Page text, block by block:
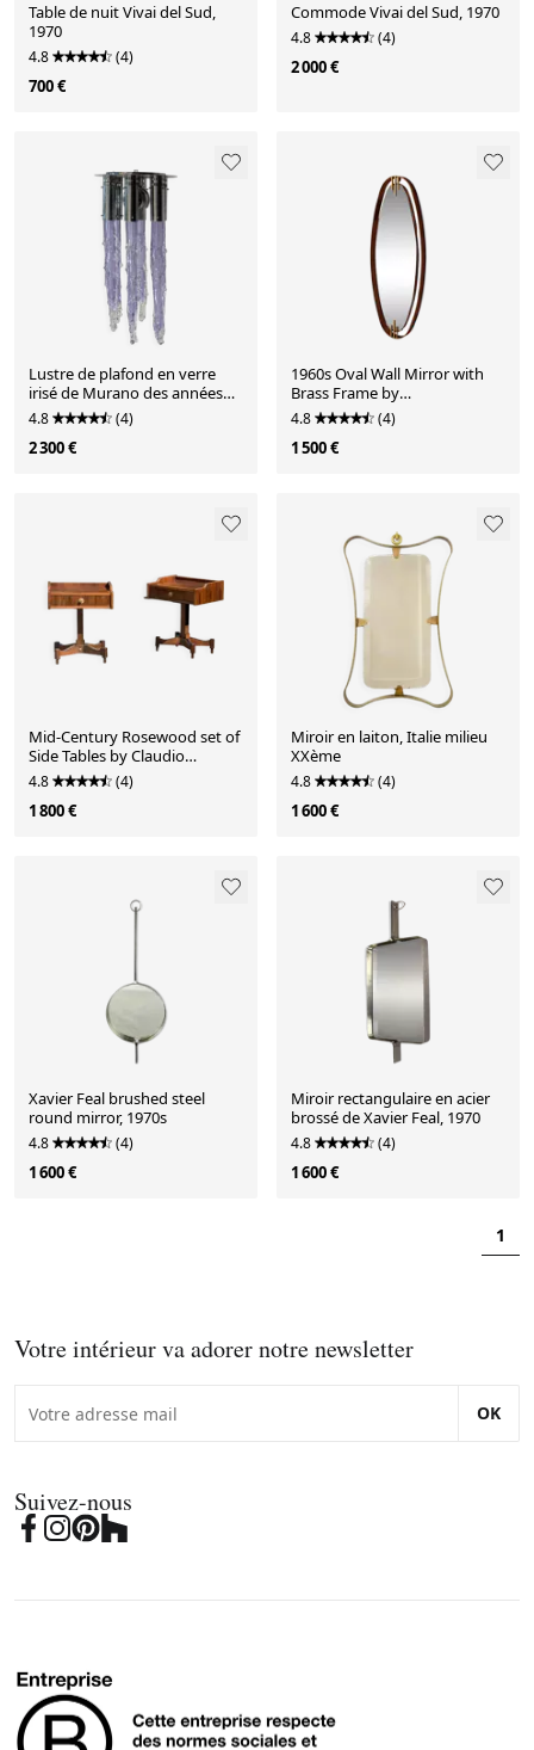
Table de nuit Vivai del Sud,
1970
4.8 (4)
700 €
Commode Vivai del Sud, 1970
4.8 (4)
2 000 €
Lustre de plafond en verre
irisé de Murano des années
1970
4.8 (4)
2 300 €
1960s Oval Wall Mirror with
Brass Frame by
Sant’Ambrogio De Berti
4.8 (4)
1 500 €
Mid-Century Rosewood set of
Side Tables by Claudio
Salocchi for Sormani, 1960s
4.8 (4)
1 800 €
Miroir en laiton, Italie milieu
XXème
4.8 (4)
1 600 €
Xavier Feal brushed steel
round mirror, 1970s
4.8 (4)
1 600 €
Miroir rectangulaire en acier
brossé de Xavier Feal, 1970
4.8 (4)
1 600 €
1
Votre intérieur va adorer notre newsletter
OK
Suivez-nous